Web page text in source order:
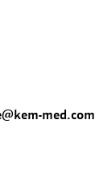
med.com